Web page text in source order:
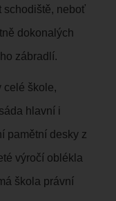
schodiště, neboť
dokonalých
zábradlí.
celé škole,
hlavní i
pamětní desky z
výročí oblékla
škola právní